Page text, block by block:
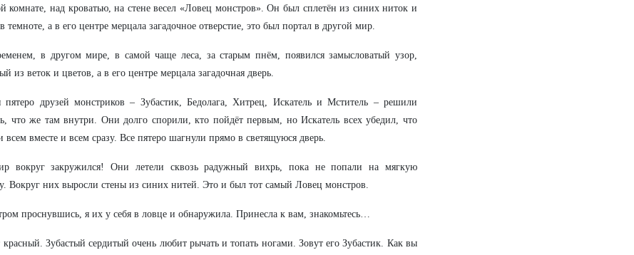
комнате, над кроватью, на стене весел «Ловец монстров». Он был сплетён из синих ниток и
темноте, а в его центре мерцала загадочное отверстие, это был портал в другой мир.
в другом мире, в самой чаще леса, за старым пнём, появился замысловатый узор,
из веток и цветов, а в его центре мерцала загадочная дверь.
друзей монстриков – Зубастик, Бедолага, Хитрец, Искатель и Мститель – решили
что же там внутри. Они долго спорили, кто пойдёт первым, но Искатель всех убедил, что
всем вместе и всем сразу. Все пятеро шагнули прямо в светящуюся дверь.
вокруг закружился! Они летели сквозь радужный вихрь, пока не попали на мягкую
Вокруг них выросли стены из синих нитей. Это и был тот самый Ловец монстров.
проснувшись, я их у себя в ловце и обнаружила. Принесла к вам, знакомьтесь…
красный. Зубастый сердитый очень любит рычать и топать ногами. Зовут его Зубастик. Как вы